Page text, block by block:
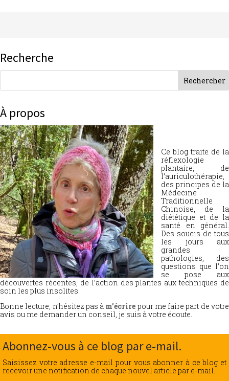
Recherche
À propos
Ce blog traite de la
réflexologie
plantaire, de
l’auriculothérapie,
des principes de la
Médecine
Traditionnelle
Chinoise, de la
diététique et de la
santé en général.
Des soucis de tous
les jours aux
grandes
pathologies, des
questions que l’on
se pose aux
découvertes récentes, de l’action des plantes aux techniques de
soin les plus insolites.
Bonne lecture, n’hésitez pas à m’écrire pour me faire part de votre
avis ou me demander un conseil, je suis à votre écoute.
Abonnez-vous à ce blog par e-mail.
Saisissez votre adresse e-mail pour vous abonner à ce blog et
recevoir une notification de chaque nouvel article par e-mail.